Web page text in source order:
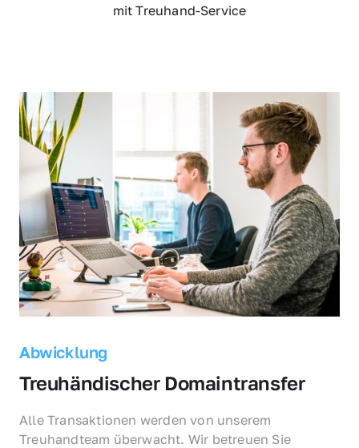
mit Treuhand-Service
Abwicklung
Treuhändischer Domaintransfer
Alle Transaktionen werden von unserem
Treuhandteam überwacht. Wir betreuen Sie